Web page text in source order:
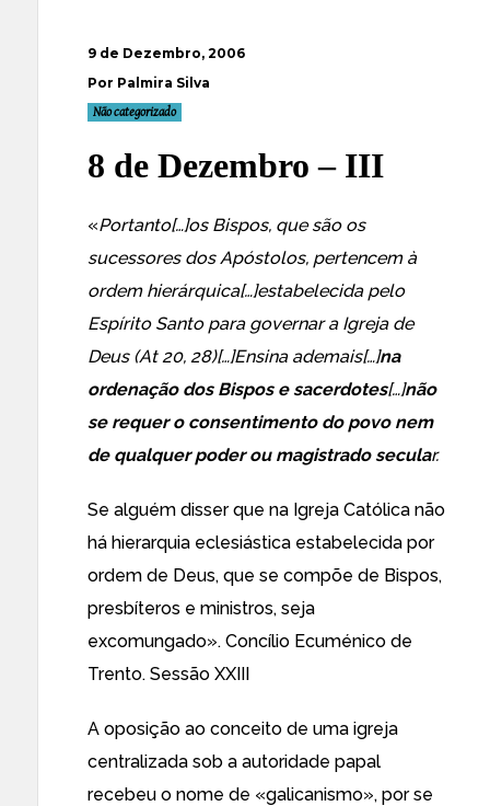
9 de Dezembro, 2006
Por Palmira Silva
Não categorizado
8 de Dezembro – III
«Portanto[…]os Bispos, que são os
sucessores dos Apóstolos, pertencem à
ordem hierárquica[…]estabelecida pelo
Espírito Santo para governar a Igreja de
Deus (At 20, 28)[…]Ensina ademais[…]na
ordenação dos Bispos e sacerdotes[…]não
se requer o consentimento do povo nem
de qualquer poder ou magistrado secular.
Se alguém disser que na Igreja Católica não
há hierarquia eclesiástica estabelecida por
ordem de Deus, que se compõe de Bispos,
presbíteros e ministros, seja
excomungado». Concílio Ecuménico de
Trento. Sessão XXIII
A oposição ao conceito de uma igreja
centralizada sob a autoridade papal
recebeu o nome de «galicanismo», por se